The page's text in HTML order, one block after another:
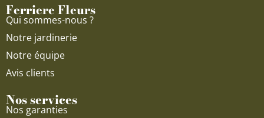
Ferriere Fleurs
Qui sommes-nous ?
Notre jardinerie
Notre équipe
Avis clients
Nos services
Nos garanties